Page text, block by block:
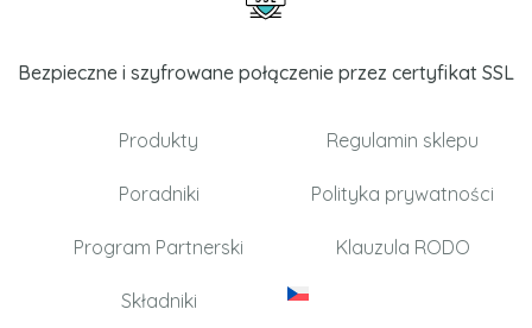
Bezpieczne i szyfrowane połączenie przez certyfikat SSL
Produkty
Poradniki
Program Partnerski
Składniki
Regulamin sklepu
Polityka prywatności
Klauzula RODO